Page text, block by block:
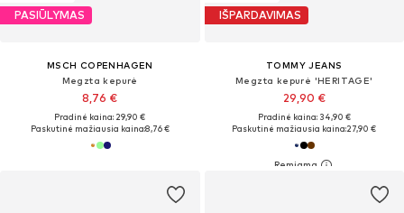
PASIŪLYMAS
MSCH COPENHAGEN
Megzta kepurė
8,76 €
Pradinė kaina: 29,90 €
Paskutinė mažiausia kaina:8,76 €
IŠPARDAVIMAS
TOMMY JEANS
Megzta kepurė 'HERITAGE'
29,90 €
Pradinė kaina: 34,90 €
Paskutinė mažiausia kaina:27,90 €